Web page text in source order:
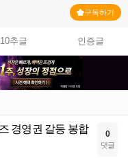
구독하기
10추글 인증글
경영권 갈등 봉합 0
댓글